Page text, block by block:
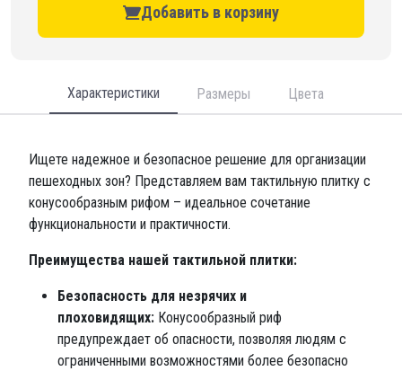
Добавить в корзину
Характеристики Размеры Цвета
Ищете надежное и безопасное решение для организации
пешеходных зон? Представляем вам тактильную плитку с
конусообразным рифом – идеальное сочетание
функциональности и практичности.
Преимущества нашей тактильной плитки:
Безопасность для незрячих и
плоховидящих: Конусообразный риф
предупреждает об опасности, позволяя людям с
ограниченными возможностями более безопасно